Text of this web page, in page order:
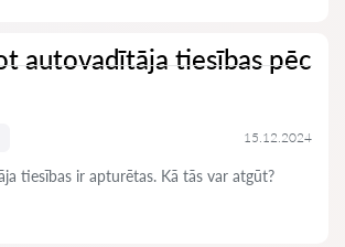
autovadītāja tiesības pēc
15.12.2024
tiesības ir apturētas. Kā tās var atgūt?